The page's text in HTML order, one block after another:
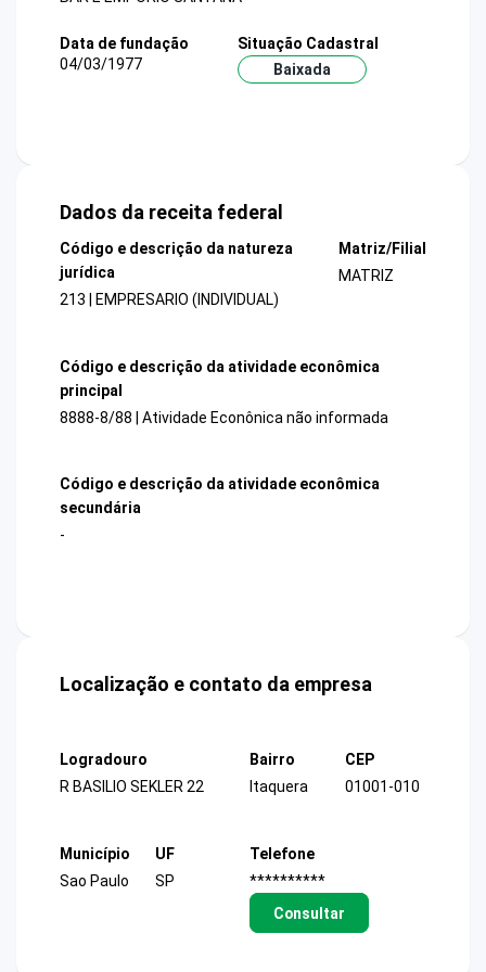
Data de fundação
04/03/1977
Situação Cadastral
Baixada
Dados da receita federal
Código e descrição da natureza
jurídica
213 | EMPRESARIO (INDIVIDUAL)
Matriz/Filial
MATRIZ
Código e descrição da atividade econômica
principal
8888-8/88 | Atividade Econônica não informada
Código e descrição da atividade econômica
secundária
-
Localização e contato da empresa
Logradouro
R BASILIO SEKLER 22
Bairro
Itaquera
CEP
01001-010
Município
Sao Paulo
UF
SP
Telefone
**********
Consultar